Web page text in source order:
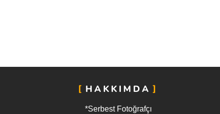
HAKKIMDA
*Serbest Fotoğrafçı